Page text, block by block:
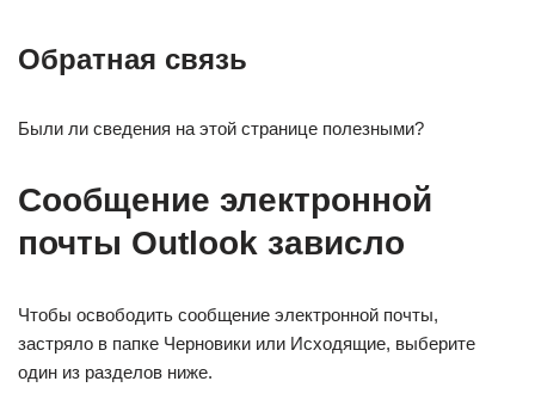
Обратная связь
Были ли сведения на этой странице полезными?
Сообщение электронной
почты Outlook зависло
Чтобы освободить сообщение электронной почты,
застряло в папке Черновики или Исходящие, выберите
один из разделов ниже.